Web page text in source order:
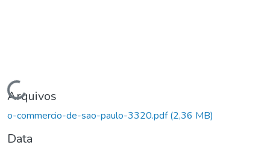
Carregando...
Arquivos
o-commercio-de-sao-paulo-3320.pdf(2,36 MB)
Data